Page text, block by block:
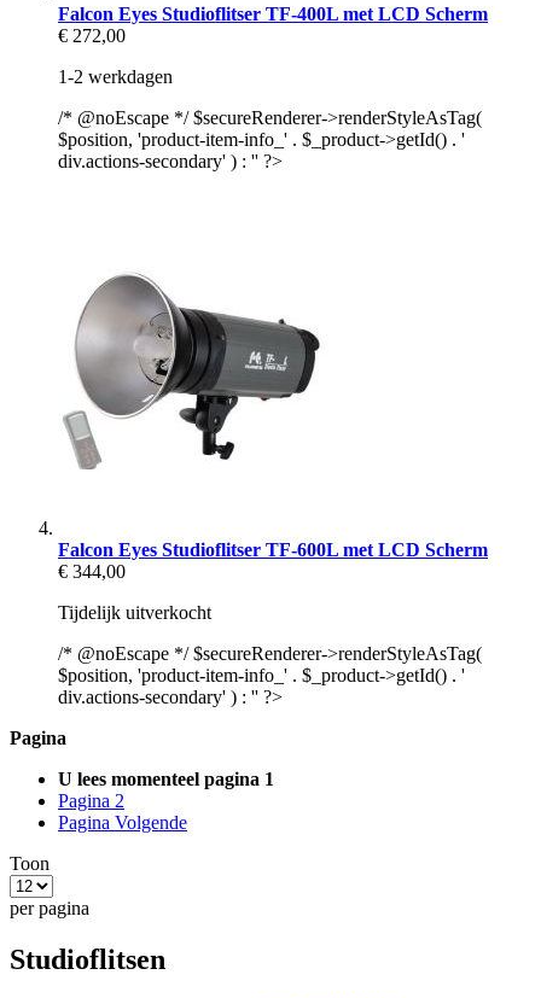
Falcon Eyes Studioflitser TF-400L met LCD Scherm
€ 272,00
1-2 werkdagen
/* @noEscape */ $secureRenderer->renderStyleAsTag(
$position, 'product-item-info_' . $_product->getId() . '
div.actions-secondary' ) : '' ?>
Falcon Eyes Studioflitser TF-600L met LCD Scherm
€ 344,00
Tijdelijk uitverkocht
/* @noEscape */ $secureRenderer->renderStyleAsTag(
$position, 'product-item-info_' . $_product->getId() . '
div.actions-secondary' ) : '' ?>
Pagina
U lees momenteel pagina 1
Pagina 2
Pagina Volgende
Toon
per pagina
Studioflitsen